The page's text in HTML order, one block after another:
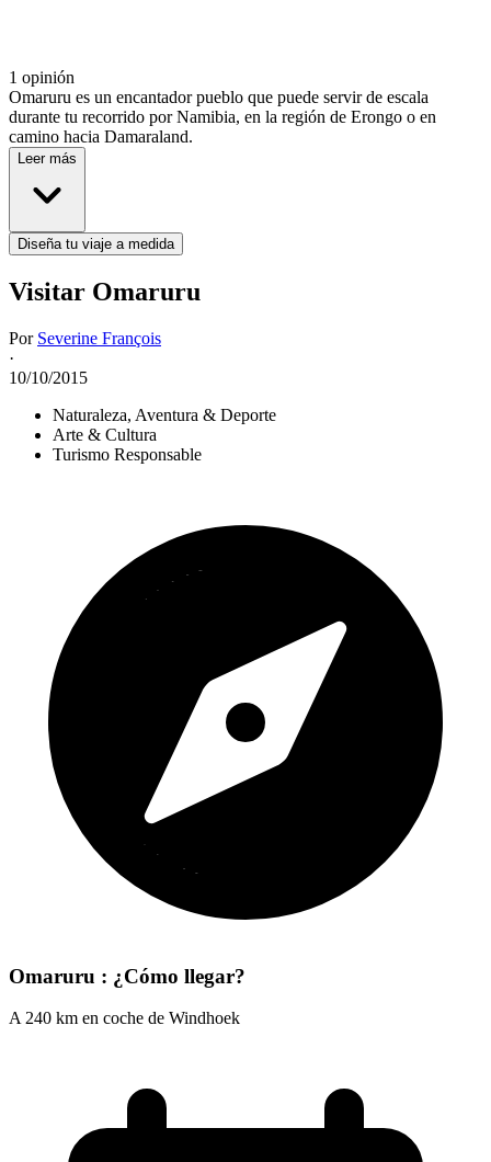
1 opinión
Omaruru es un encantador pueblo que puede servir de escala
durante tu recorrido por Namibia, en la región de Erongo o en
camino hacia Damaraland.
Leer más
Diseña tu viaje a medida
Visitar Omaruru
Por Severine François
·
10/10/2015
Naturaleza, Aventura & Deporte
Arte & Cultura
Turismo Responsable
Omaruru : ¿Cómo llegar?
A 240 km en coche de Windhoek